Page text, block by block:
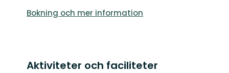
Bokning och mer information
Aktiviteter och faciliteter